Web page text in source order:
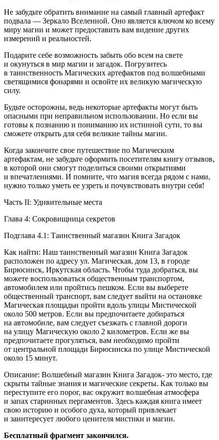
Не забудьте обратить внимание на самый главный артефакт
подвала — Зеркало Вселенной. Оно является ключом ко всему
миру магии и может предоставить вам видение других
измерений и реальностей.
Подарите себе возможность забыть обо всем на свете
и окунуться в мир магии и загадок. Погрузитесь
в таинственность Магических артефактов под волшебными
светящимися фонарями и освойте их великую магическую
силу.
Будьте осторожны, ведь некоторые артефакты могут быть
опасными при неправильном использовании. Но если вы
готовы к познанию и пониманию их истинной сути, то вы
сможете открыть для себя великие тайны магии.
Когда закончите свое путешествие по Магическим
артефактам, не забудьте оформить посетителям книгу отзывов,
в которой они смогут поделиться своими открытиями
и впечатлениями. И помните, что магия всегда рядом с нами,
нужно только уметь ее узреть и почувствовать внутри себя!
Часть II: Удивительные места
Глава 4: Сокровищница секретов
Подглава 4.1: Таинственный магазин Книга Загадок
Как найти: Наш таинственный магазин Книга Загадок
расположен по адресу ул. Магическая, дом 13, в городе
Бирюсинск, Иркутская область. Чтобы туда добраться, вы
можете воспользоваться общественным транспортом,
автомобилем или пройтись пешком. Если вы выберете
общественный транспорт, вам следует выйти на остановке
Магическая площадьи пройти вдоль улицы Мистической
около 500 метров. Если вы предпочитаете добираться
на автомобиле, вам следует съезжать с главной дороги
на улицу Магическую около 2 километров. Если же вы
предпочитаете прогуляться, вам необходимо пройти
от центральной площади Бирюсинска по улице Мистической
около 15 минут.
Описание: Волшебный магазин Книга Загадок- это место, где
скрыты тайные знания и магические секреты. Как только вы
переступите его порог, вас окружит волшебная атмосфера
и запах старинных пергаментов. Здесь каждая книга имеет
свою историю и особого духа, который привлекает
и заинтересует любого ценителя мистики и магии.
Бесплатный фрагмент закончился.